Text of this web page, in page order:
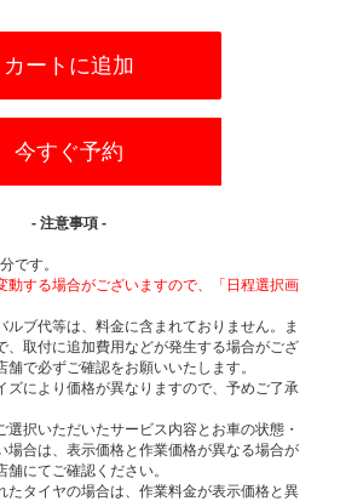
カートに追加
今すぐ予約
- 注意事項 -
です。
する場合がございますので、「日程選択画
ブ代等は、料金に含まれておりません。ま
、取付に追加費用などが発生する場合がござ
で必ずご確認をお願いいたします。
により価格が異なりますので、予めご了承
択いただいたサービス内容とお車の状態・
場合は、表示価格と作業価格が異なる場合が
にてご確認ください。
タイヤの場合は、作業料金が表示価格と異